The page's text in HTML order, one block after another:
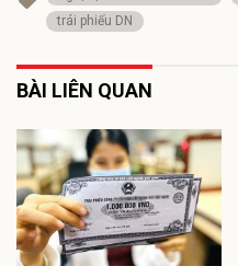
trái phiếu DN
BÀI LIÊN QUAN